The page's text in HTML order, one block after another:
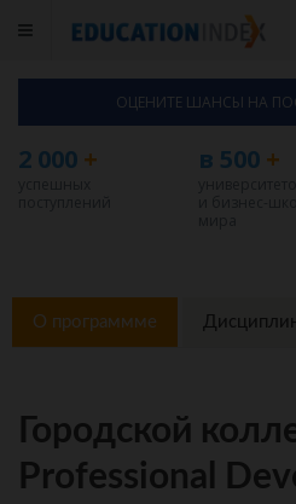
ОЦЕНИТЕ ШАНСЫ НА
2 000 + в 500 +
О программме
Городской
Professional